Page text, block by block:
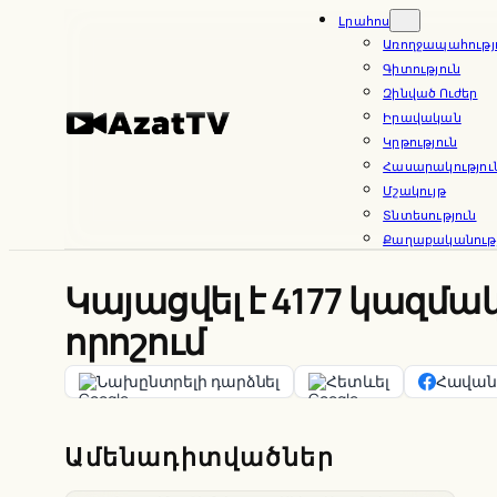
Լրահոս
Գիտություն
Զինված Ուժեր
Իրավական
Կրթություն
Մշակույթ
Տնտեսություն
Կայացվել է 4177
որոշում
Նախընտրելի դարձնել Հետևել
Ամենադիտվածներ